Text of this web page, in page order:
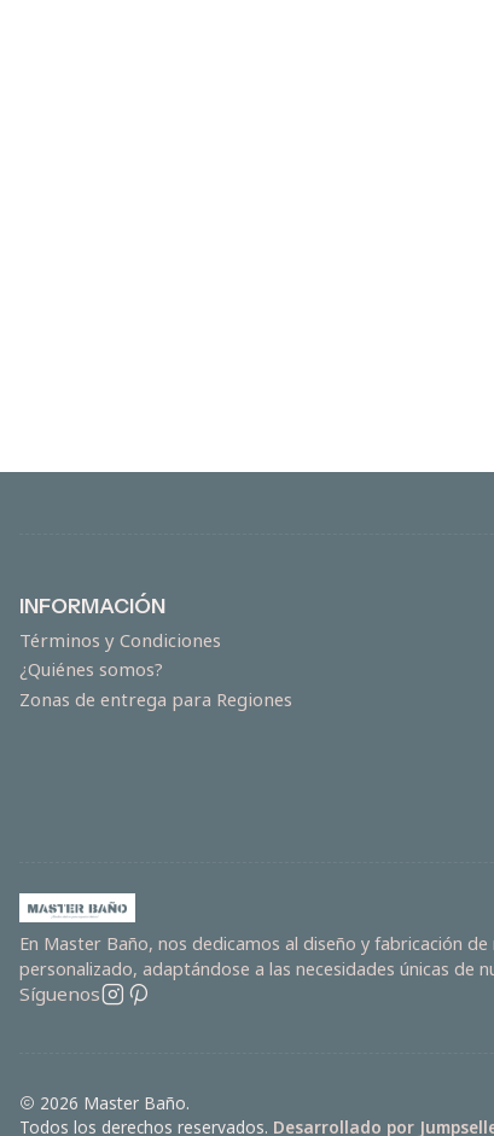
INFORMACIÓN
Términos y Condiciones
¿Quiénes somos?
Zonas de entrega para Regiones
En Master Baño, nos dedicamos al diseño y fabricación
personalizado, adaptándose a las necesidades únicas de
Síguenos
2026 Master Baño.
Todos los derechos reservados. Desarrollado por